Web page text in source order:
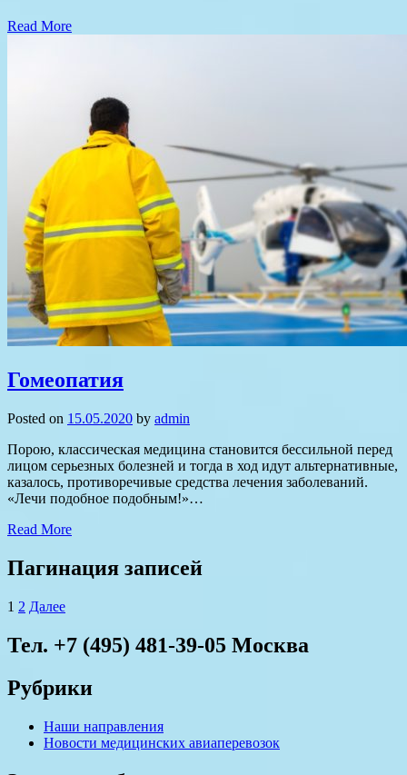
Read More
Гомеопатия
Posted on 15.05.2020 by admin
Порою, классическая медицина становится бессильной перед
лицом серьезных болезней и тогда в ход идут альтернативные,
казалось, противоречивые средства лечения заболеваний.
«Лечи подобное подобным!»…
Read More
Пагинация записей
1 2 Далее
Тел. +7 (495) 481-39-05 Москва
Рубрики
Наши направления
Новости медицинских авиаперевозок